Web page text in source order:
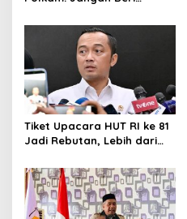
Lebih Dulu
Tiket Upacara HUT RI ke 81
Jadi Rebutan, Lebih dari
dalam Sehari